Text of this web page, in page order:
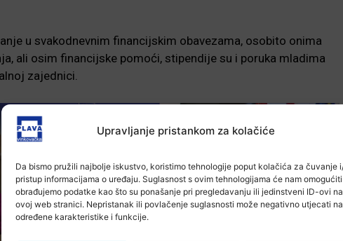
Upravljanje pristankom za kolačiće
Da bismo pružili najbolje iskustvo, koristimo tehnologije poput kolačića za čuvanje
pristup informacijama o uređaju. Suglasnost s ovim tehnologijama će nam
obrađujemo podatke kao što su ponašanje pri pregledavanju ili jedinstveni ID-ovi na
ovoj web stranici. Nepristanak ili povlačenje suglasnosti može negativno utjecati na
određene karakteristike i funkcije.
u svakodnevnim financijskim obavezama, osobito onima
ali osim financijske pomoći, stipendije su i poruka mladima
zajednici.